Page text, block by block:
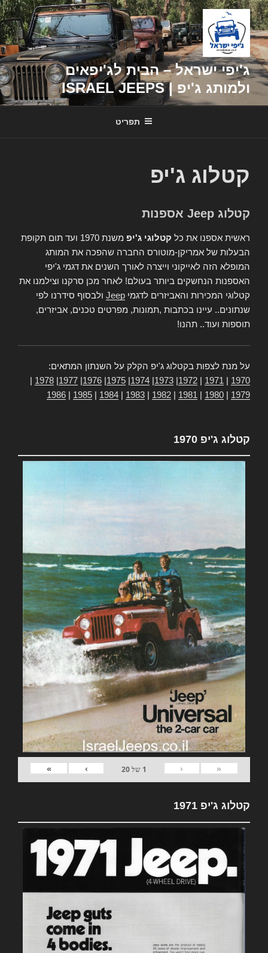
דילוג
לתוכן
ג'יפי ישראל – הבית לג'יפאים
ולמותג ג'יפ | ISRAEL JEEPS
תפריט
קטלוג ג'יפ
קטלוג Jeep אספנות
ראשית אספנו את כל קטלוגי ג'יפ
משנת 1970 ועד תום תקופת
הבעלות של אמריקן-מוטורס החברה שהפכה את המותג
המופלא הזה לאייקוני וייצרה לאורך השנים את דגמי ג'יפי
האספנות הנחשקים ביותר בעולם! לאחר מכן סרקנו וצילמנו את
קטלוגי המכירות והאביזרים לדגמי Jeep ולבסוף סידרנו לפי
שנתונים.. עיינו בכתבות ,תמונות, מפרטים טכנים, אביזרים,
תוספות ועוד.. תהנו!
על מנת לצפות בקטלוג ג'יפ הקלק על השנתון המתאים:
1970
1971
1972
1973
1974
1975
1976
1977
1978
1979
1980
1981
1982
1983
1984
1985
1986
קטלוג ג'יפ 1970
«
‹
1 של20
›
»
קטלוג ג'יפ 1971